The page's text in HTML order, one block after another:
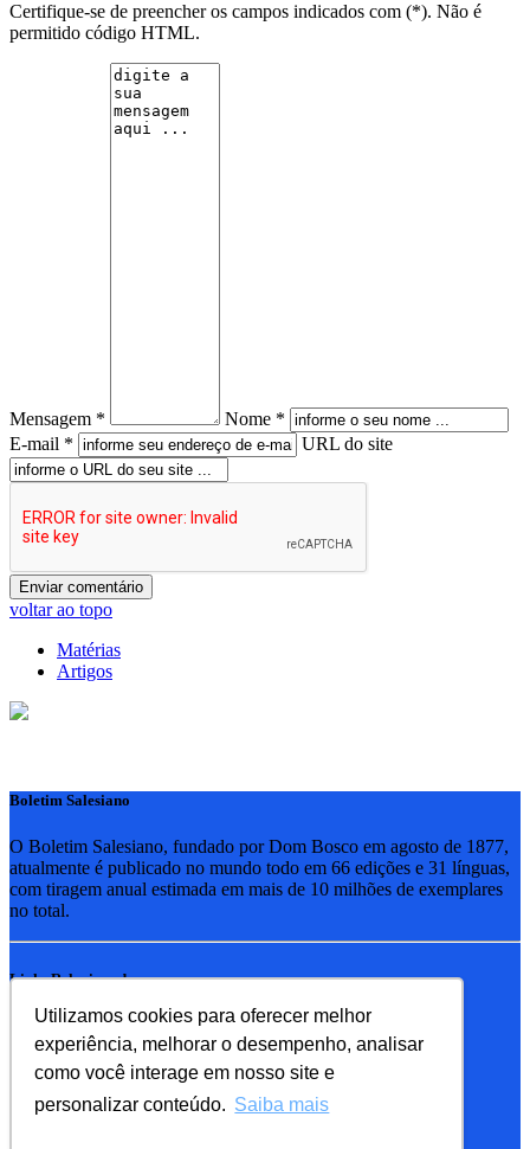
Utilizamos cookies para oferecer melhor
experiência, melhorar o desempenho, analisar
como você interage em nosso site e
personalizar conteúdo. Saiba mais
Certifique-se de preencher os campos indicados com (*). Não é
permitido código HTML.
Mensagem *
Nome *
E-mail *
URL do site
voltar ao topo
Matérias
Artigos
Boletim Salesiano
O Boletim Salesiano, fundado por Dom Bosco em agosto de 1877,
atualmente é publicado no mundo todo em 66 edições e 31 línguas,
com tiragem anual estimada em mais de 10 milhões de exemplares
no total.
Links Relacionados
RSB - Rede Salesiana Brasil
EDEBE - Editora
UPV - União pela Vida
Familia Salesiana